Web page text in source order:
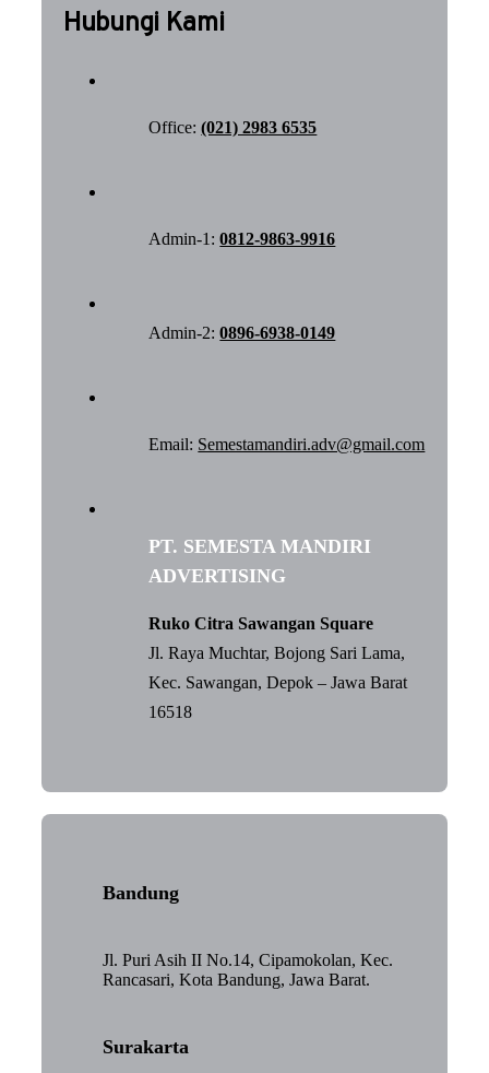
Hubungi Kami
Office:(021) 2983 6535
Admin-1:0812-9863-9916
Admin-2:0896-6938-0149
Email: Semestamandiri.adv@gmail.com
PT. SEMESTA MANDIRI
ADVERTISING
Ruko Citra Sawangan Square
Jl. Raya Muchtar, Bojong Sari Lama,
Kec. Sawangan, Depok – Jawa Barat
16518
Bandung
Jl. Puri Asih II No.14, Cipamokolan, Kec.
Rancasari, Kota Bandung, Jawa Barat.
Surakarta